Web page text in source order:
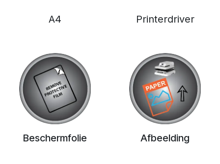
A4 Printerdriver
Beschermfolie Afbeelding